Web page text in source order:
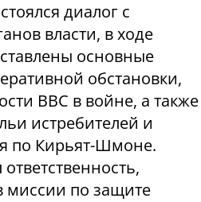
диалог с
власти, в ходе
основные
обстановки,
ВВС в войне, а также
истребителей и
по Кирьят-Шмоне.
миссии по защите